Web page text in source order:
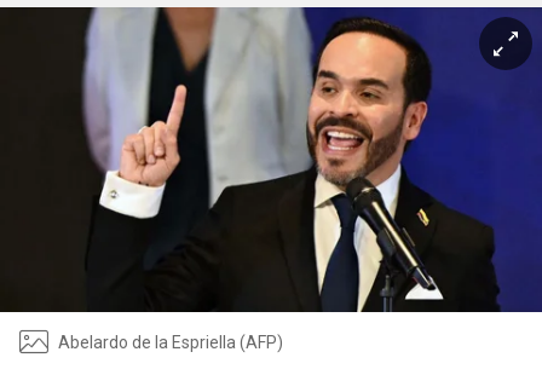
Abelardo de la Espriella (AFP)